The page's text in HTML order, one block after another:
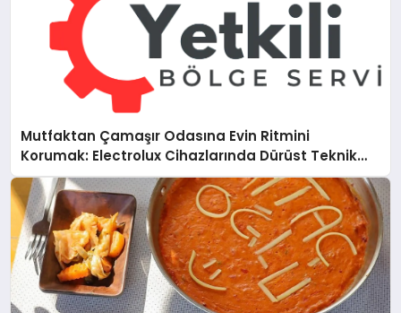
Mutfaktan Çamaşır Odasına Evin Ritmini
Korumak: Electrolux Cihazlarında Dürüst Teknik
Destek Deneyimi